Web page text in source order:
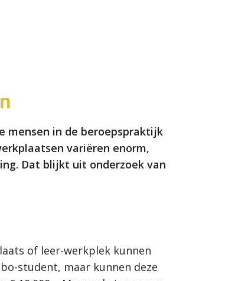
mensen in de beroepspraktijk
variëren enorm,
Dat blijkt uit onderzoek van
of leer-werkplek kunnen
student, maar kunnen deze